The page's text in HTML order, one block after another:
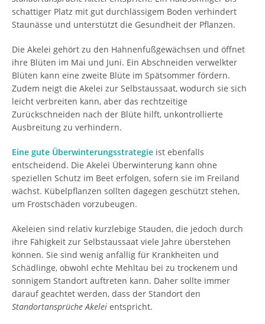
schattiger Platz mit gut durchlässigem Boden verhindert
Staunässe und unterstützt die Gesundheit der Pflanzen.
Die Akelei gehört zu den Hahnenfußgewächsen und öffnet
ihre Blüten im Mai und Juni. Ein Abschneiden verwelkter
Blüten kann eine zweite Blüte im Spätsommer fördern.
Zudem neigt die Akelei zur Selbstaussaat, wodurch sie sich
leicht verbreiten kann, aber das rechtzeitige
Zurückschneiden nach der Blüte hilft, unkontrollierte
Ausbreitung zu verhindern.
Eine gute Überwinterungsstrategie ist ebenfalls
entscheidend. Die Akelei Überwinterung kann ohne
speziellen Schutz im Beet erfolgen, sofern sie im Freiland
wächst. Kübelpflanzen sollten dagegen geschützt stehen,
um Frostschäden vorzubeugen.
Akeleien sind relativ kurzlebige Stauden, die jedoch durch
ihre Fähigkeit zur Selbstaussaat viele Jahre überstehen
können. Sie sind wenig anfällig für Krankheiten und
Schädlinge, obwohl echte Mehltau bei zu trockenem und
sonnigem Standort auftreten kann. Daher sollte immer
darauf geachtet werden, dass der Standort den
Standortansprüche Akelei entspricht.